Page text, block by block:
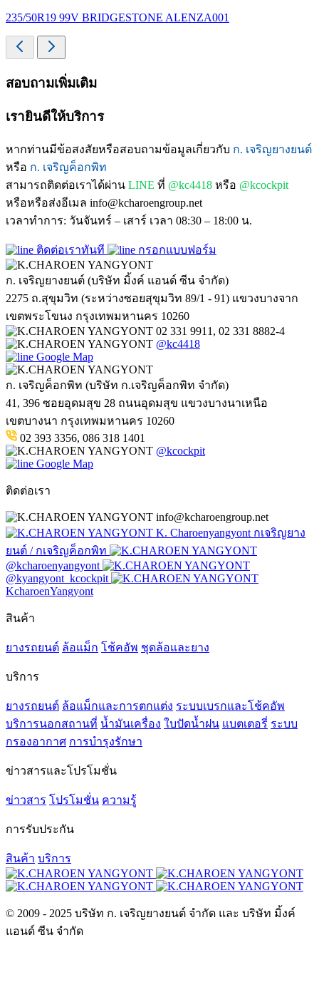
235/50R19 99V BRIDGESTONE ALENZA001
สอบถามเพิ่มเติม
เรายินดีให้บริการ
หากท่านมีข้อสงสัยหรือสอบถามข้อมูลเกี่ยวกับ ก. เจริญยางยนต์
หรือ ก. เจริญค็อกพิท
สามารถติดต่อเราได้ผ่าน LINE ที่ @kc4418 หรือ @kcockpit
หรือหรือส่งอีเมล info@kcharoengroup.net
เวลาทำการ: วันจันทร์ – เสาร์ เวลา 08:30 – 18:00 น.
ติดต่อเราทันที กรอกแบบฟอร์ม
ก. เจริญยางยนต์ (บริษัท มิ้งค์ แอนด์ ซีน จำกัด)
2275 ถ.สุขุมวิท (ระหว่างซอยสุขุมวิท 89/1 - 91) แขวงบางจาก
เขตพระโขนง กรุงเทพมหานคร 10260
02 331 9911, 02 331 8882-4
@kc4418
Google Map
ก. เจริญค็อกพิท (บริษัท ก.เจริญค็อกพิท จำกัด)
41, 396 ซอยอุดมสุข 28 ถนนอุดมสุข แขวงบางนาเหนือ
เขตบางนา กรุงเทพมหานคร 10260
02 393 3356, 086 318 1401
@kcockpit
Google Map
ติดต่อเรา
info@kcharoengroup.net
K. Charoenyangyont กเจริญยาง
ยนต์ / กเจริญค็อกพิท
@kcharoenyangyont
@kyangyont_kcockpit
KcharoenYangyont
สินค้า
ยางรถยนต์ ล้อแม็ก โช้คอัพ ชุดล้อและยาง
บริการ
ยางรถยนต์ ล้อแม็กและการตกแต่ง ระบบเบรกและโช้คอัพ
บริการนอกสถานที่ น้ำมันเครื่อง ใบปัดน้ำฝน แบตเตอรี่ ระบบ
กรองอากาศ การบำรุงรักษา
ข่าวสารและโปรโมชั่น
ข่าวสาร โปรโมชั่น ความรู้
การรับประกัน
สินค้า บริการ
© 2009 - 2025 บริษัท ก. เจริญยางยนต์ จำกัด และ บริษัท มิ้งค์
แอนด์ ซีน จำกัด